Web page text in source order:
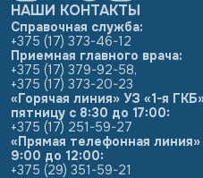
НАШИ КОНТАКТЫ
Справочная служба:
+375 (17) 373-46-12
Приемная главного врача:
+375 (17) 379-92-58,
+375 (17) 373-20-23
«Горячая линия» УЗ «1-я
пятницу с 8:30 до 17:00:
+375 (17) 251-59-27
«Прямая телефонная
9:00 до 12:00:
+375 (29) 351-59-21